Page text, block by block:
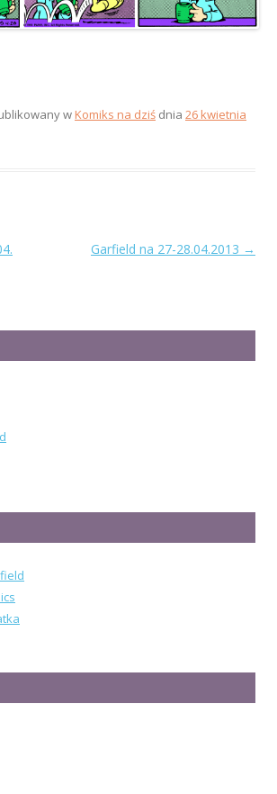
wKomiks na dziś dnia 26 kwietnia
Garfield na 27-28.04.2013 →